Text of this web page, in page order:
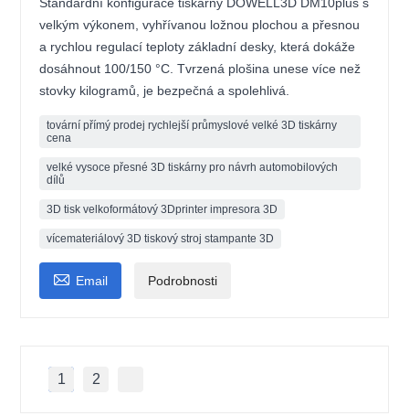
velkým výkonem, vyhřívanou ložnou plochou a přesnou
a rychlou regulací teploty základní desky, která dokáže
dosáhnout 100/150 °C. Tvrzená plošina unese více než
stovky kilogramů, je bezpečná a spolehlivá.
tovární přímý prodej rychlejší průmyslové velké 3D tiskárny
cena
velké vysoce přesné 3D tiskárny pro návrh automobilových
dílů
3D tisk velkoformátový 3Dprinter impresora 3D
vícemateriálový 3D tiskový stroj stampante 3D
 Email Podrobnosti
1 2